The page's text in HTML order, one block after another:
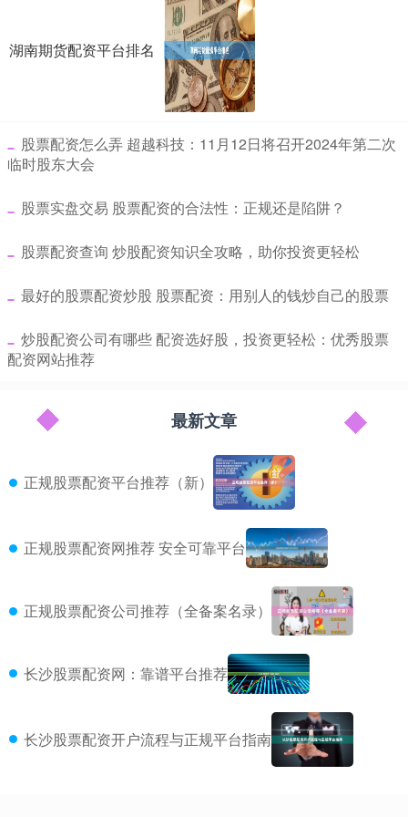
湖南期货配资平台排名
​股票配资怎么弄 超越科技：11月12日将召开2024年第二次
临时股东大会
​股票实盘交易 股票配资的合法性：正规还是陷阱？
​股票配资查询 炒股配资知识全攻略，助你投资更轻松
​最好的股票配资炒股 股票配资：用别人的钱炒自己的股票
​炒股配资公司有哪些 配资选好股，投资更轻松：优秀股票
配资网站推荐
最新文章
正规股票配资平台推荐（新）
正规股票配资网推荐 安全可靠平台
正规股票配资公司推荐（全备案名录）
长沙股票配资网：靠谱平台推荐
长沙股票配资开户流程与正规平台指南